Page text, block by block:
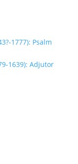
1777): Psalm
1639): Adjutor